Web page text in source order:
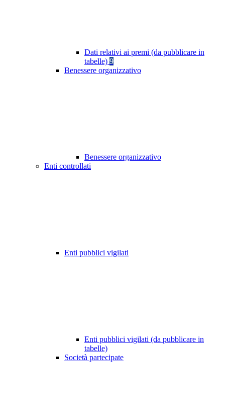
Dati relativi ai premi (da pubblicare in
tabelle) 9
Benessere organizzativo
Benessere organizzativo
Enti controllati
Enti pubblici vigilati
Enti pubblici vigilati (da pubblicare in
tabelle)
Società partecipate